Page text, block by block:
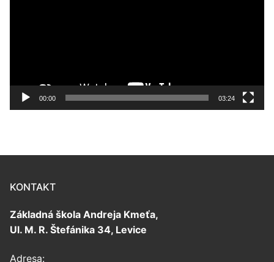
00:00 03:24
KONTAKT
Základná škola Andreja Kmeťa,
Ul. M. R. Štefánika 34, Levice
Adresa: